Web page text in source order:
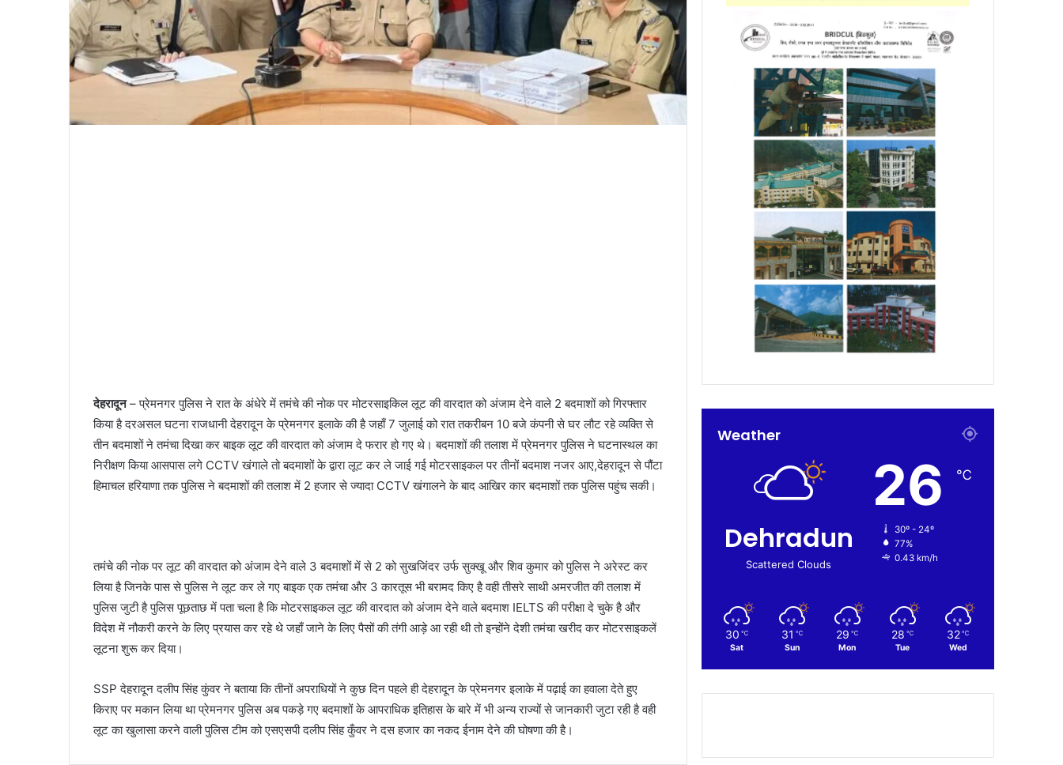
देहरादून– प्रेमनगर पुलिस ने रात के अंधेरे में तमंचे की नोक पर मोटरसाइकिल लूट की वारदात को अंजाम देने वाले 2 बदमाशों को गिरफ्तार
किया है दरअसल घटना राजधानी देहरादून के प्रेमनगर इलाके की है जहाँ 7 जुलाई को रात तकरीबन 10 बजे कंपनी से घर लौट रहे व्यक्ति से
तीन बदमाशों ने तमंचा दिखा कर बाइक लूट की वारदात को अंजाम दे फरार हो गए थे। बदमाशों की तलाश में प्रेमनगर पुलिस ने घटनास्थल का
निरीक्षण किया आसपास लगे CCTV खंगाले तो बदमाशों के द्वारा लूट कर ले जाई गई मोटरसाइकल पर तीनों बदमाश नजर आए,देहरादून से पौंटा
हिमाचल हरियाणा तक पुलिस ने बदमाशों की तलाश में 2 हजार से ज्यादा CCTV खंगालने के बाद आखिर कार बदमाशों तक पुलिस पहुंच सकी।
तमंचे की नोक पर लूट की वारदात को अंजाम देने वाले 3 बदमाशों में से 2 को सुखजिंदर उर्फ सुक्खू और शिव कुमार को पुलिस ने अरेस्ट कर
लिया है जिनके पास से पुलिस ने लूट कर ले गए बाइक एक तमंचा और 3 कारतूस भी बरामद किए है वही तीसरे साथी अमरजीत की तलाश में
पुलिस जुटी है पुलिस पूछताछ में पता चला है कि मोटरसाइकल लूट की वारदात को अंजाम देने वाले बदमाश IELTS की परीक्षा दे चुके है और
विदेश में नौकरी करने के लिए प्रयास कर रहे थे जहाँ जाने के लिए पैसों की तंगी आड़े आ रही थी तो इन्होंने देशी तमंचा खरीद कर मोटरसाइकलें
लूटना शुरू कर दिया।
SSP देहरादून दलीप सिंह कुंवर ने बताया कि तीनों अपराधियों ने कुछ दिन पहले ही देहरादून के प्रेमनगर इलाके में पढ़ाई का हवाला देते हुए
किराए पर मकान लिया था प्रेमनगर पुलिस अब पकड़े गए बदमाशों के आपराधिक इतिहास के बारे में भी अन्य राज्यों से जानकारी जुटा रही है वही
लूट का खुलासा करने वाली पुलिस टीम को एसएसपी दलीप सिंह कुँवर ने दस हजार का नकद ईनाम देने की घोषणा की है।
Weather
Dehradun
Scattered Clouds
26 ℃
30º - 24º
77%
0.43 km/h
30 ℃
Sat
31 ℃
Sun
29 ℃
Mon
28 ℃
Tue
32 ℃
Wed